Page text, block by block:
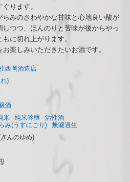
ります。
らみのさわやかな甘味と心地良い酸が
つつ、ほんのりと苦味が後からやっ
に切れ上がります。
楽しみいただきたいお酒です。
西岡酒造店
)
酒
米 純米吟醸
活性酒
み(うすにごり)
無濾過生
んのゆめ)